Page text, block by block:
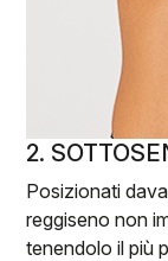
2.
Posizionati
reggiseno non
tenendolo il più